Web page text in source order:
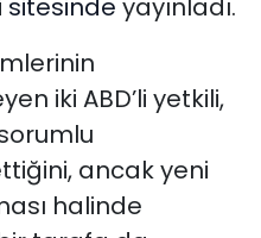
sitesinde yayınladı.
iki ABD’li yetkili,
ancak yeni
halinde